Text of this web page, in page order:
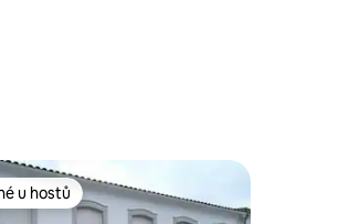
u hostů
u hostů